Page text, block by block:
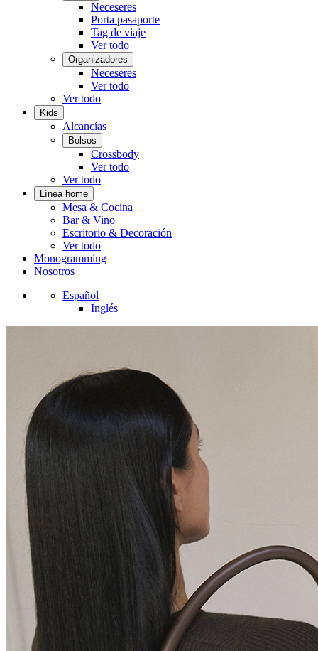
Neceseres
Porta pasaporte
Tag de viaje
Ver todo
Organizadores
Neceseres
Ver todo
Ver todo
Kids
Alcancías
Bolsos
Crossbody
Ver todo
Ver todo
Línea home
Mesa & Cocina
Bar & Vino
Escritorio & Decoración
Ver todo
Monogramming
Nosotros
Español
Inglés